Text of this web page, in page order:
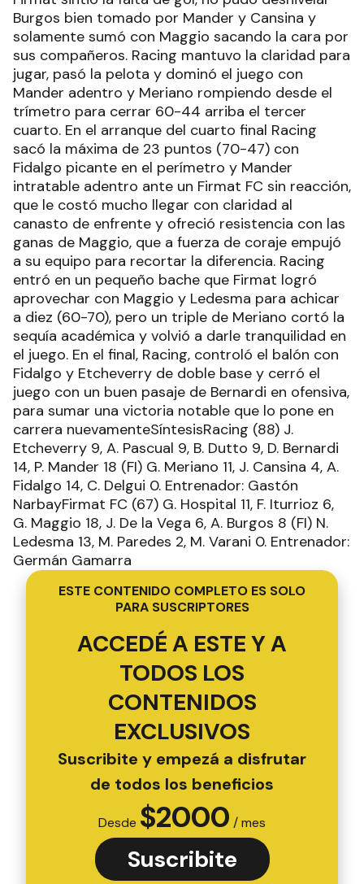
Burgos bien tomado por Mander y Cansina y
solamente sumó con Maggio sacando la cara por
sus compañeros. Racing mantuvo la claridad para
jugar, pasó la pelota y dominó el juego con
Mander adentro y Meriano rompiendo desde el
trímetro para cerrar 60-44 arriba el tercer
cuarto. En el arranque del cuarto final Racing
sacó la máxima de 23 puntos (70-47) con
Fidalgo picante en el perímetro y Mander
intratable adentro ante un Firmat FC sin reacción,
que le costó mucho llegar con claridad al
canasto de enfrente y ofreció resistencia con las
ganas de Maggio, que a fuerza de coraje empujó
a su equipo para recortar la diferencia. Racing
entró en un pequeño bache que Firmat logró
aprovechar con Maggio y Ledesma para achicar
a diez (60-70), pero un triple de Meriano cortó la
sequía académica y volvió a darle tranquilidad en
el juego. En el final, Racing, controló el balón con
Fidalgo y Etcheverry de doble base y cerró el
juego con un buen pasaje de Bernardi en ofensiva,
para sumar una victoria notable que lo pone en
carrera nuevamenteSíntesisRacing (88) J.
Etcheverry 9, A. Pascual 9, B. Dutto 9, D. Bernardi
14, P. Mander 18 (FI) G. Meriano 11, J. Cansina 4, A.
Fidalgo 14, C. Delgui 0. Entrenador: Gastón
NarbayFirmat FC (67) G. Hospital 11, F. Iturrioz 6,
G. Maggio 18, J. De la Vega 6, A. Burgos 8 (FI) N.
Ledesma 13, M. Paredes 2, M. Varani 0. Entrenador:
Germán Gamarra
ESTE CONTENIDO COMPLETO ES SOLO
PARA SUSCRIPTORES
ACCEDÉ A ESTE Y A
TODOS LOS
CONTENIDOS
EXCLUSIVOS
Suscribite y empezá a disfrutar
de todos los beneficios
Desde $2000 / mes
Suscribite